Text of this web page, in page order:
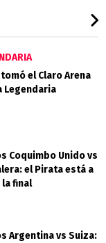
el Claro Arena
Legendaria
Coquimbo Unido vs
el Pirata está a
la final
Argentina vs Suiza: